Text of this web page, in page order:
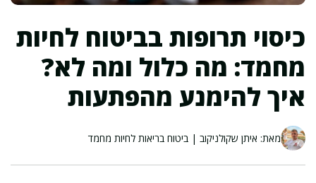
כיסוי תרופות בביטוח לחיות
מחמד: מה כלול ומה לא?
איך להימנע מהפתעות
מאת: איתן שקולניקוב | ביטוח בריאות לחיות מחמד